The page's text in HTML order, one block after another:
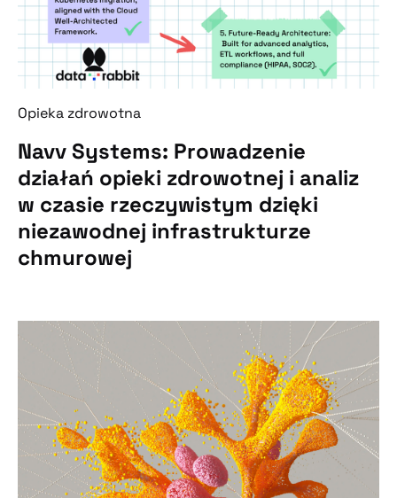
Opieka zdrowotna
Navv Systems: Prowadzenie
działań opieki zdrowotnej i analiz
w czasie rzeczywistym dzięki
niezawodnej infrastrukturze
chmurowej